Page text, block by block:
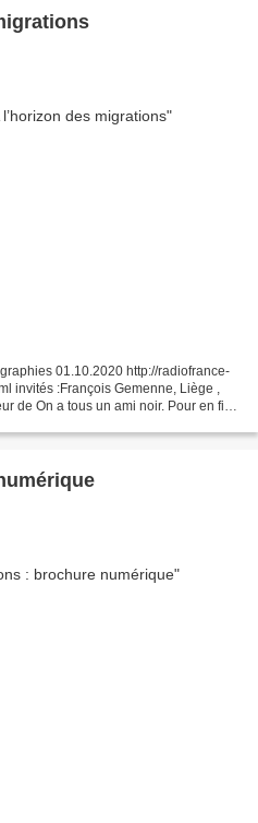
01.10.2020 http://radiofrance-
invités :François Gemenne, Liège ,
de On a tous un ami noir. Pour en finir